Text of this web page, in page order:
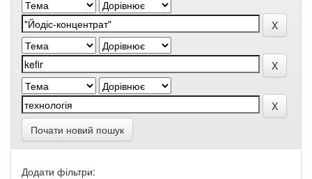
Почати новий пошук
Додати фільтри: